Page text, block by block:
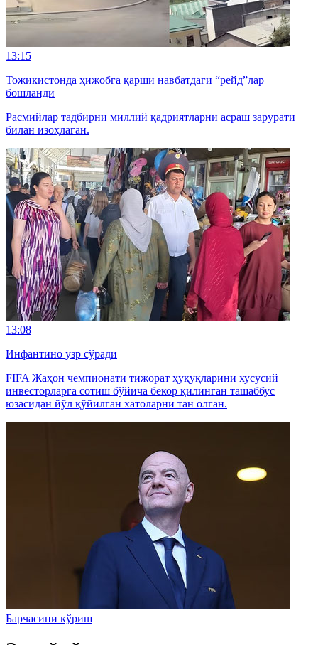
13:15
Тожикистонда ҳижобга қарши навбатдаги “рейд”лар
бошланди
Расмийлар тадбирни миллий қадриятларни асраш зарурати
билан изоҳлаган.
13:08
Инфантино узр сўради
FIFA Жаҳон чемпионати тижорат ҳуқуқларини хусусий
инвесторларга сотиш бўйича бекор қилинган ташаббус
юзасидан йўл қўйилган хатоларни тан олган.
Барчасини кўриш